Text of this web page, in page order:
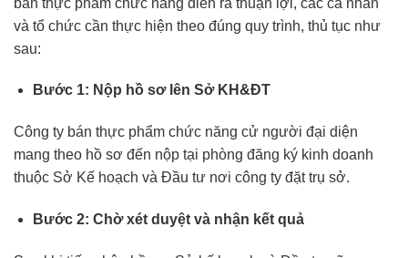
và tổ chức cần thực hiện theo đúng quy trình, thủ tục như
sau:
Bước 1: Nộp hồ sơ lên Sở KH&ĐT
Công ty bán thực phẩm chức năng cử người đại diện
mang theo hồ sơ đến nộp tại phòng đăng ký kinh doanh
thuộc Sở Kế hoạch và Đầu tư nơi công ty đặt trụ sở.
Bước 2: Chờ xét duyệt và nhận kết quả